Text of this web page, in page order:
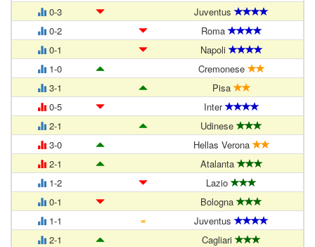
0-3
Juventus
0-2
Roma
0-1
Napoli
1-0
Cremonese
3-1
Pisa
0-5
Inter
2-1
Udinese
3-0
Hellas Verona
2-1
Atalanta
1-2
Lazio
0-1
Bologna
1-1
=
Juventus
2-1
Cagliari